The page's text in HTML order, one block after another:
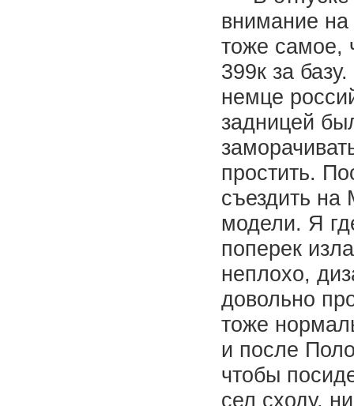
внимание
тоже самое,
399к за
немце
задницей
простить.
съездить на
модели. Я
поперек
неплохо,
довольно
тоже
и после
чтобы
сел сходу,